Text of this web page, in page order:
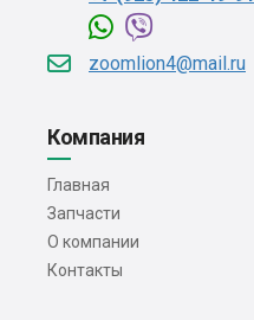
zoomlion4@mail.ru
Компания
Главная
Запчасти
О компании
Контакты